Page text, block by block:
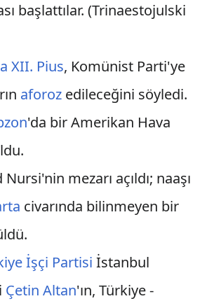
başlattılar. (Trinaestojulski
XII. Pius, Komünist Parti'ye
aforozedileceğini söyledi.
'da bir Amerikan Hava
mezarı açıldı; naaşı
civarında bilinmeyen bir
İşçi Partisi İstanbul
Çetin Altan'ın, Türkiye -